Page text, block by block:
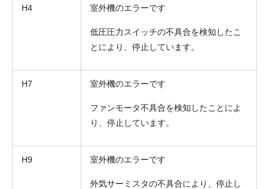
H4 室外機のエラーです
低圧圧力スイッチの不具合を検知したこ
とにより、停止しています。
H7 室外機のエラーです
ファンモータ不具合を検知したことによ
り、停止しています。
H9 室外機のエラーです
外気サーミスタの不具合により、停止し